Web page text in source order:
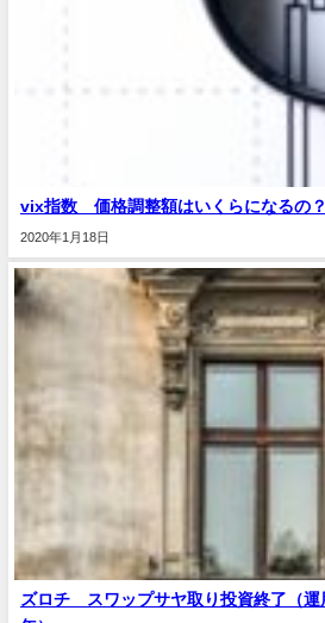
vix指数 価格調整額はいくらになるの？
2020年1月18日
ズロチ スワップサヤ取り投資終了（運